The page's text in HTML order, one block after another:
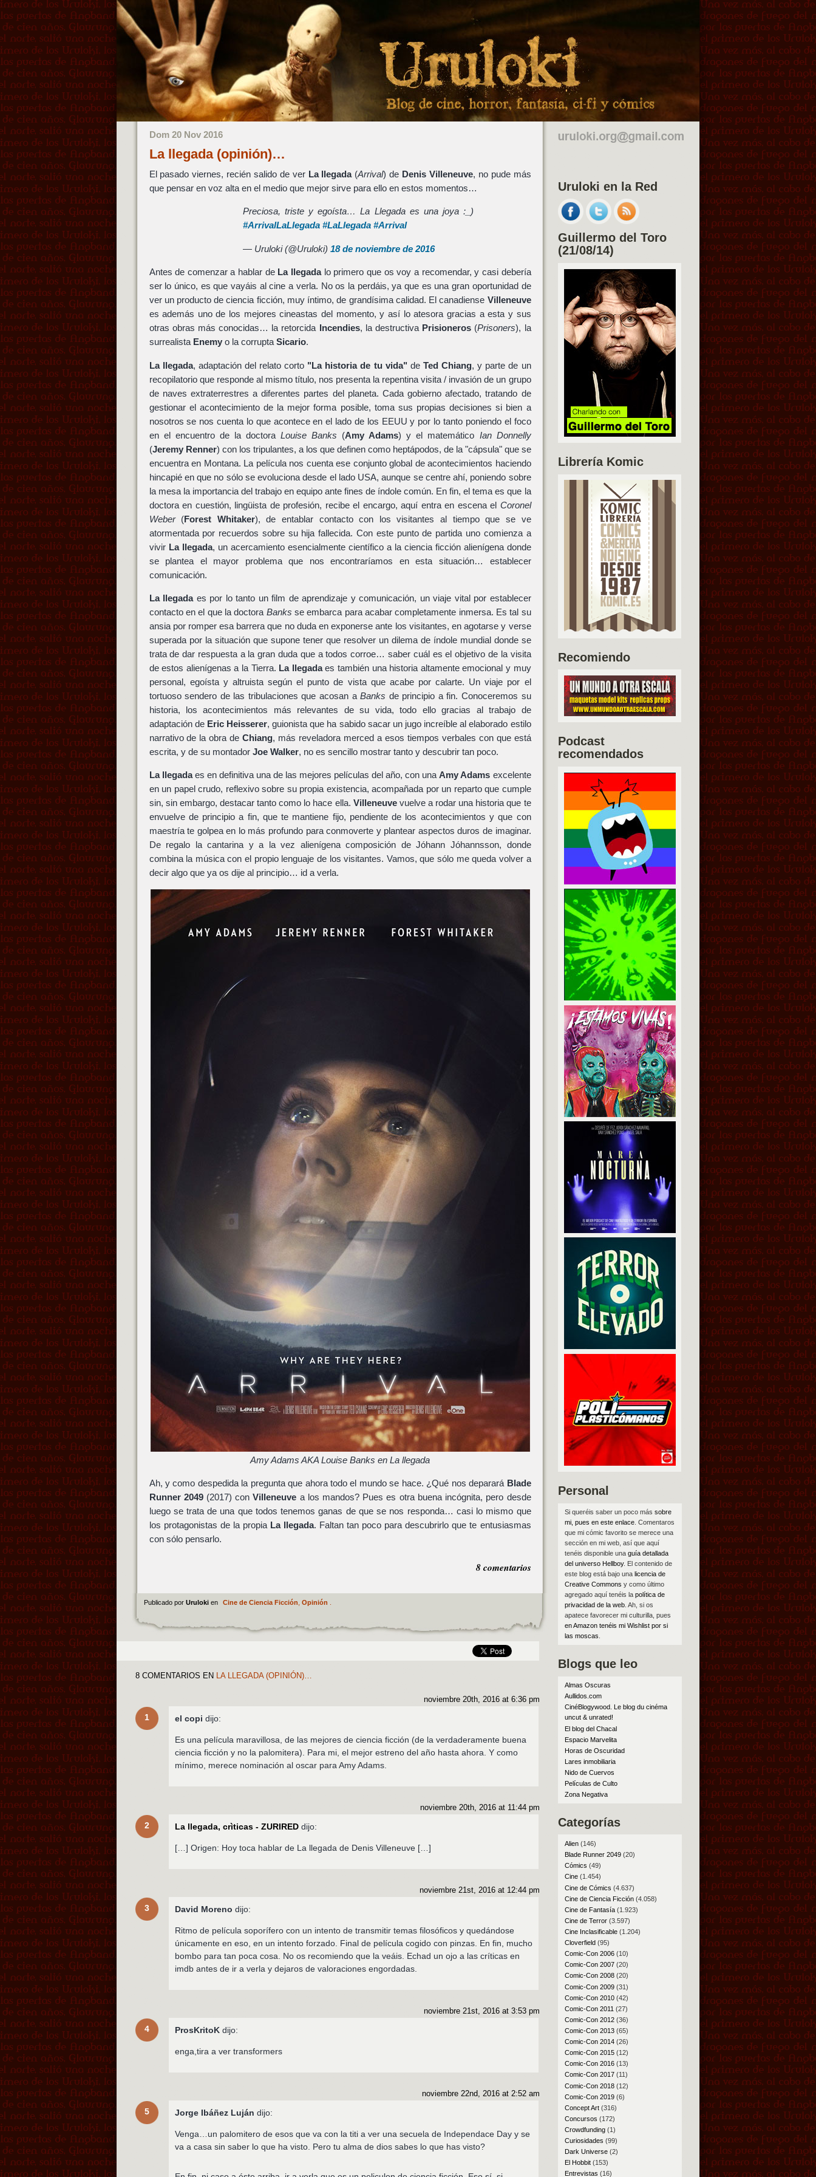
Dom 20 Nov 2016
La llegada (opinión)…
El pasado viernes, recién salido de ver La llegada(Arrival) de Denis Villeneuve, no pude más
que pensar en voz alta en el medio que mejor sirve para ello en estos momentos…
Preciosa, triste y egoísta… La Llegada es una joya :_)
#ArrivalLaLlegada #LaLlegada #Arrival
— Uruloki (@Uruloki)18 de noviembre de 2016
Antes de comenzar a hablar de La llegadalo primero que os voy a recomendar, y casi debería
ser lo único, es que vayáis al cine a verla. No os la perdáis, ya que es una gran oportunidad de
ver un producto de ciencia ficción, muy íntimo, de grandísima calidad. El canadiense Villeneuve
es además uno de los mejores cineastas del momento, y así lo atesora gracias a esta y sus
otras obras más conocidas… la retorcida Incendies, la destructiva Prisioneros (Prisoners), la
surrealista Enemyo la corrupta Sicario.
La llegada, adaptación del relato corto "La historia de tu vida" de Ted Chiang, y parte de un
recopilatorio que responde al mismo título, nos presenta la repentina visita / invasión de un grupo
de naves extraterrestres a diferentes partes del planeta. Cada gobierno afectado, tratando de
gestionar el acontecimiento de la mejor forma posible, toma sus propias decisiones si bien a
nosotros se nos cuenta lo que acontece en el lado de los EEUU y por lo tanto poniendo el foco
en el encuentro de la doctora Louise Banks (Amy Adams) y el matemático Ian Donnelly
(Jeremy Renner) con los tripulantes, a los que definen como heptápodos, de la "cápsula" que se
encuentra en Montana. La película nos cuenta ese conjunto global de acontecimientos haciendo
hincapié en que no sólo se evoluciona desde el lado USA, aunque se centre ahí, poniendo sobre
la mesa la importancia del trabajo en equipo ante fines de índole común. En fin, el tema es que la
doctora en cuestión, lingüista de profesión, recibe el encargo, aquí entra en escena el Coronel
Weber(Forest Whitaker), de entablar contacto con los visitantes al tiempo que se ve
atormentada por recuerdos sobre su hija fallecida. Con este punto de partida uno comienza a
vivir La llegada, un acercamiento esencialmente científico a la ciencia ficción alienígena donde
se plantea el mayor problema que nos encontraríamos en esta situación… establecer
comunicación.
La llegadaes por lo tanto un film de aprendizaje y comunicación, un viaje vital por establecer
contacto en el que la doctora Banks se embarca para acabar completamente inmersa. Es tal su
ansia por romper esa barrera que no duda en exponerse ante los visitantes, en agotarse y verse
superada por la situación que supone tener que resolver un dilema de índole mundial donde se
trata de dar respuesta a la gran duda que a todos corroe… saber cuál es el objetivo de la visita
de estos alienígenas a la Tierra. La llegadaes también una historia altamente emocional y muy
personal, egoísta y altruista según el punto de vista que acabe por calarte. Un viaje por el
tortuoso sendero de las tribulaciones que acosan aBanks de principio a fin. Conoceremos su
historia, los acontecimientos más relevantes de su vida, todo ello gracias al trabajo de
adaptación de Eric Heisserer, guionista que ha sabido sacar un jugo increíble al elaborado estilo
narrativo de la obra deChiang, más reveladora merced a esos tiempos verbales con que está
escrita, y de su montador Joe Walker, no es sencillo mostrar tanto y descubrir tan poco.
La llegadaes en definitiva una de las mejores películas del año, con unaAmy Adams excelente
en un papel crudo, reflexivo sobre su propia existencia, acompañada por un reparto que cumple
sin, sin embargo, destacar tanto como lo hace ella. Villeneuvevuelve a rodar una historia que te
envuelve de principio a fin, que te mantiene fijo, pendiente de los acontecimientos y que con
maestría te golpea en lo más profundo para conmoverte y plantear aspectos duros de imaginar.
De regalo la cantarina y a la vez alienígena composición de Jóhann Jóhannsson, donde
combina la música con el propio lenguaje de los visitantes. Vamos, que sólo me queda volver a
decir algo que ya os dije al principio… id a verla.
Amy Adams AKA Louise Banks en La llegada
Ah, y como despedida la pregunta que ahora todo el mundo se hace. ¿Qué nos deparará Blade
Runner 2049(2017) conVilleneuve a los mandos? Pues es otra buena incógnita, pero desde
luego se trata de una que todos tenemos ganas de que se nos responda… casi lo mismo que
los protagonistas de la propia La llegada. Faltan tan poco para descubrirlo que te entusiasmas
con sólo pensarlo.
8 comentarios
Publicado por Uruloki en Cine de Ciencia Ficción Opinión
8 COMENTARIOS EN LA LLEGADA (OPINIÓN)…
1
noviembre 20th, 2016 at 6:36 pm
el copi dijo:
Es una película maravillosa, de las mejores de ciencia ficción (de la verdaderamente buena
ciencia ficción y no la palomitera). Para mi, el mejor estreno del año hasta ahora. Y como
mínimo, merece nominación al oscar para Amy Adams.
2
noviembre 20th, 2016 at 11:44 pm
La llegada, crìticas - ZURIRED dijo:
[…] Origen: Hoy toca hablar de La llegada de Denis Villeneuve […]
3
noviembre 21st, 2016 at 12:44 pm
David Moreno dijo:
Ritmo de película soporífero con un intento de transmitir temas filosóficos y quedándose
únicamente en eso, en un intento forzado. Final de película cogido con pinzas. En fin, mucho
bombo para tan poca cosa. No os recomiendo que la veáis. Echad un ojo a las críticas en
imdb antes de ir a verla y dejaros de valoraciones engordadas.
4
noviembre 21st, 2016 at 3:53 pm
ProsKritoK dijo:
enga,tira a ver transformers
5
noviembre 22nd, 2016 at 2:52 am
Jorge Ibáñez Luján dijo:
Venga…un palomitero de esos que va con la titi a ver una secuela de Independace Day y se
va a casa sin saber lo que ha visto. Pero tu alma de dios sabes lo que has visto?
Uruloki en la Red
Guillermo del Toro
(21/08/14)
Librería Komic
Recomiendo
Podcast
recomendados
Personal
Si queréis saber un poco más sobre
mi, pues en este enlace. Comentaros
que mi cómic favorito se merece una
sección en mi web, así que aquí
tenéis disponible una guía detallada
del universo Hellboy. El contenido de
este blog está bajo una licencia de
Creative Commons y como último
agregado aquí tenéis la política de
privacidad de la web. Ah, si os
apatece favorecer mi culturilla, pues
en Amazon tenéis mi Wishlist por si
las moscas
Blogs que leo
Almas Oscuras
Aullidos.com
CinéBlogywood. Le blog du cinéma
uncut & unrated!
El blog del Chacal
Espacio Marvelita
Horas de Oscuridad
Lares inmobiliaria
Nido de Cuervos
Películas de Culto
Zona Negativa
Categorías
Alien(146)
Blade Runner 2049(20)
Cómics (49)
Cine(1.454)
Cine de Cómics (4.637)
Cine de Ciencia Ficción(4.058)
Cine de Fantasía(1.923)
Cine de Terror(3.597)
Cine Inclasificable(1.204)
Cloverfield(95)
Comic-Con 2006(10)
Comic-Con 2007(20)
Comic-Con 2008(20)
Comic-Con 2009(31)
Comic-Con 2010(42)
Comic-Con 2011 (27)
Comic-Con 2012(36)
Comic-Con 2013(65)
Comic-Con 2014(26)
Comic-Con 2015(12)
Comic-Con 2016(13)
Comic-Con 2017(11)
Comic-Con 2018(12)
Comic-Con 2019(6)
Concept Art(316)
Concursos (172)
Crowdfunding(1)
Curiosidades (99)
Dark Universe(2)
El Hobbit(153)
Entrevistas (16)